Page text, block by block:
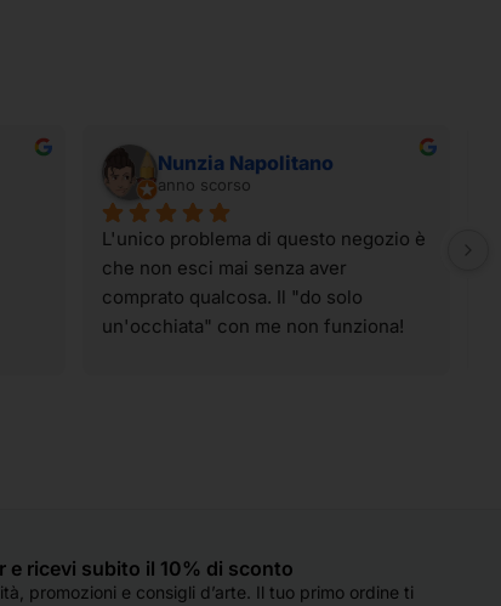
Nunzia Napolitano
anno scorso
L'unico problema di questo negozio è
che non esci mai senza aver
comprato qualcosa. Il "do solo
un'occhiata" con me non funziona!
Hanno sempre un occhio di riguardo
per tutti e si fanno in quattro per
e ricevi subito il 10% di sconto
promozioni e consigli d’arte. Il tuo primo ordine ti